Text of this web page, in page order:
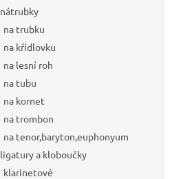
nátrubky
na trubku
na křídlovku
na lesní roh
na tubu
na kornet
na trombon
na tenor,baryton,euphonyum
ligatury a kloboučky
klarinetové